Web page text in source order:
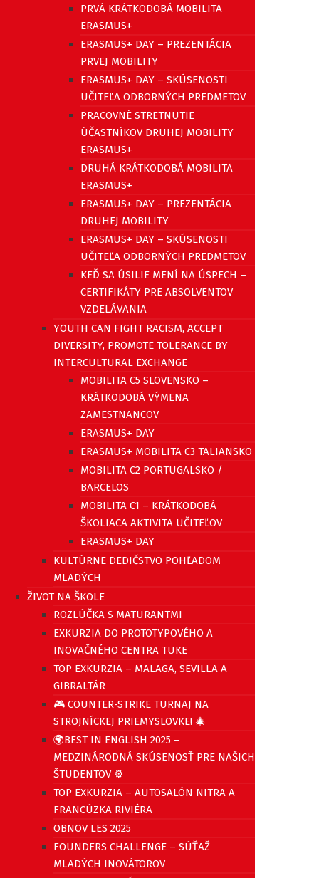
PRVÁ KRÁTKODOBÁ MOBILITA
ERASMUS+
ERASMUS+ DAY – PREZENTÁCIA
PRVEJ MOBILITY
ERASMUS+ DAY – SKÚSENOSTI
UČITEĽA ODBORNÝCH PREDMETOV
PRACOVNÉ STRETNUTIE
ÚČASTNÍKOV DRUHEJ MOBILITY
ERASMUS+
DRUHÁ KRÁTKODOBÁ MOBILITA
ERASMUS+
ERASMUS+ DAY – PREZENTÁCIA
DRUHEJ MOBILITY
ERASMUS+ DAY – SKÚSENOSTI
UČITEĽA ODBORNÝCH PREDMETOV
KEĎ SA ÚSILIE MENÍ NA ÚSPECH –
CERTIFIKÁTY PRE ABSOLVENTOV
VZDELÁVANIA
YOUTH CAN FIGHT RACISM, ACCEPT
DIVERSITY, PROMOTE TOLERANCE BY
INTERCULTURAL EXCHANGE
MOBILITA C5 SLOVENSKO –
KRÁTKODOBÁ VÝMENA
ZAMESTNANCOV
ERASMUS+ DAY
ERASMUS+ MOBILITA C3 TALIANSKO
MOBILITA C2 PORTUGALSKO /
BARCELOS
MOBILITA C1 – KRÁTKODOBÁ
ŠKOLIACA AKTIVITA UČITEĽOV
ERASMUS+ DAY
KULTÚRNE DEDIČSTVO POHĽADOM
MLADÝCH
ŽIVOT NA ŠKOLE
ROZLÚČKA S MATURANTMI
EXKURZIA DO PROTOTYPOVÉHO A
INOVAČNÉHO CENTRA TUKE
TOP EXKURZIA – MALAGA, SEVILLA A
GIBRALTÁR
🎮 COUNTER-STRIKE TURNAJ NA
STROJNÍCKEJ PRIEMYSLOVKE! 🎄
🌍BEST IN ENGLISH 2025 –
MEDZINÁRODNÁ SKÚSENOSŤ PRE NAŠICH
ŠTUDENTOV ⚙️
TOP EXKURZIA – AUTOSALÓN NITRA A
FRANCÚZKA RIVIÉRA
OBNOV LES 2025
FOUNDERS CHALLENGE – SÚŤAŽ
MLADÝCH INOVÁTOROV